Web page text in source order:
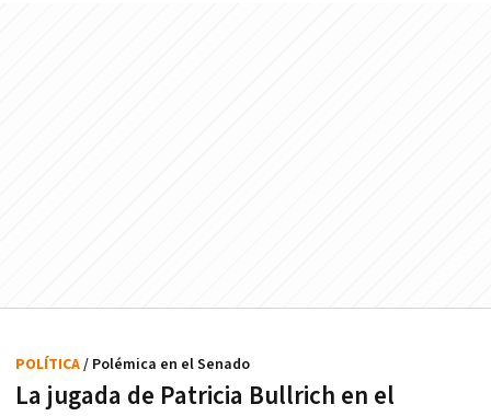
La jugada de Patricia Bullrich en el
POLÍTICA/ Polémica en el Senado